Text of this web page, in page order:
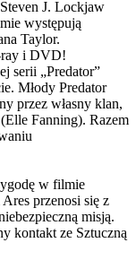
J. Lockjaw
występują
Taylor.
ray i DVD!
serii „Predator”
Młody Predator
przez własny klan,
Fanning). Razem
w filmie
przenosi się z
misją.
kontakt ze Sztuczną